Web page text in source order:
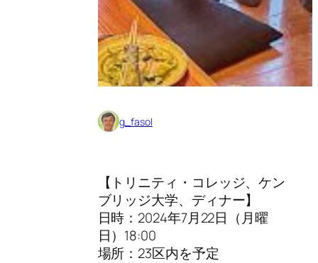
g_fasol
【トリニティ・コレッジ、ケン
ブリッジ大学、ディナー】
日時：2024年7月22日（月曜
日）18:00
場所：23区内を予定